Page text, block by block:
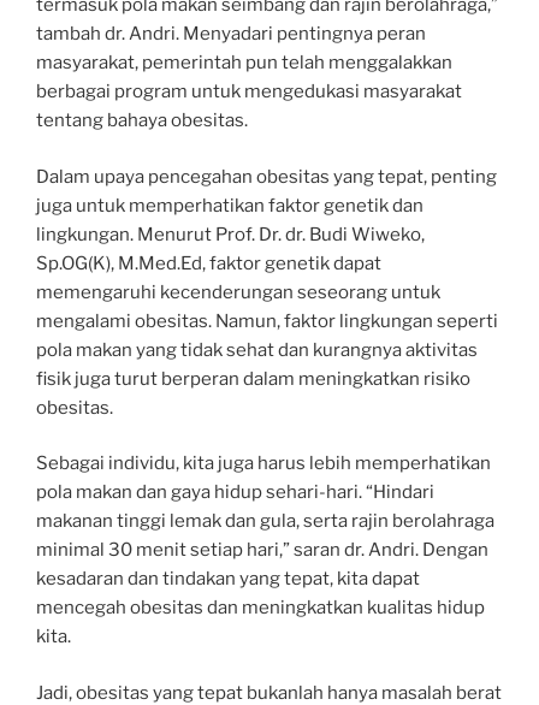
termasuk pola makan seimbang dan rajin berolahraga,”
tambah dr. Andri. Menyadari pentingnya peran
masyarakat, pemerintah pun telah menggalakkan
berbagai program untuk mengedukasi masyarakat
tentang bahaya obesitas.
Dalam upaya pencegahan obesitas yang tepat, penting
juga untuk memperhatikan faktor genetik dan
lingkungan. Menurut Prof. Dr. dr. Budi Wiweko,
Sp.OG(K), M.Med.Ed, faktor genetik dapat
memengaruhi kecenderungan seseorang untuk
mengalami obesitas. Namun, faktor lingkungan seperti
pola makan yang tidak sehat dan kurangnya aktivitas
fisik juga turut berperan dalam meningkatkan risiko
obesitas.
Sebagai individu, kita juga harus lebih memperhatikan
pola makan dan gaya hidup sehari-hari. “Hindari
makanan tinggi lemak dan gula, serta rajin berolahraga
minimal 30 menit setiap hari,” saran dr. Andri. Dengan
kesadaran dan tindakan yang tepat, kita dapat
mencegah obesitas dan meningkatkan kualitas hidup
kita.
Jadi, obesitas yang tepat bukanlah hanya masalah berat